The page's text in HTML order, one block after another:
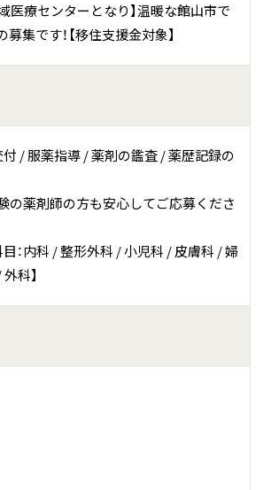
域医療センターとなり】温暖な館山市で
募集です！【移住支援金対象】
付 / 服薬指導 / 薬剤の鑑査 / 薬歴記録の
の薬剤師の方も安心してご応募くださ
目：内科 / 整形外科 / 小児科 / 皮膚科 / 婦
科】